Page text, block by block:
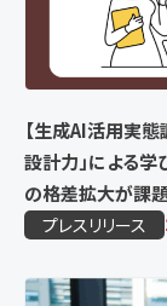
【生成AI活用実
設計力」による学
の格差拡大が課
プレスリリース